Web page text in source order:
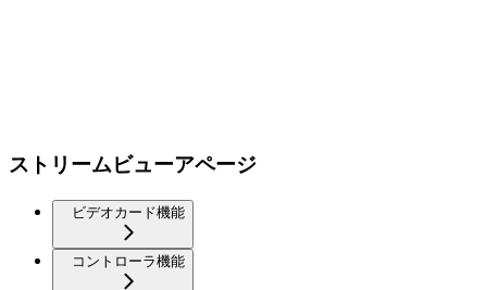
ストリームビューアページ
ビデオカード機能
コントローラ機能